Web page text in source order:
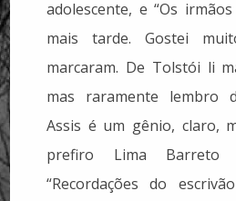
adolescente, e “Os
mais tarde. Gostei
marcaram. De Tolstói li
mas raramente lembro
Assis é um gênio, claro,
prefiro Lima
“Recordações do